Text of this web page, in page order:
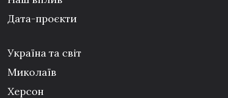
Дата-проєкти
Україна та світ
Миколаїв
Херсон